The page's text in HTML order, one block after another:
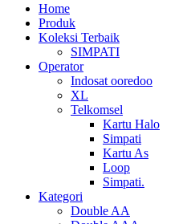
Home
Produk
Koleksi Terbaik
SIMPATI
Operator
Indosat ooredoo
XL
Telkomsel
Kartu Halo
Simpati
Kartu As
Loop
Simpati.
Kategori
Double AA